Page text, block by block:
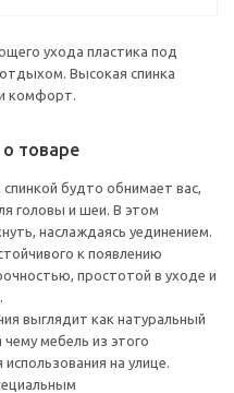
ухода пластика под
Высокая спинка
комфорт.
товаре
будто обнимает вас,
головы и шеи. В этом
наслаждаясь уединением.
к появлению
простотой в уходе и
выглядит как натуральный
мебель из этого
на улице.